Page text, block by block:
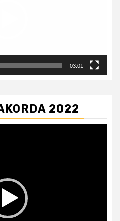
03:01
2022